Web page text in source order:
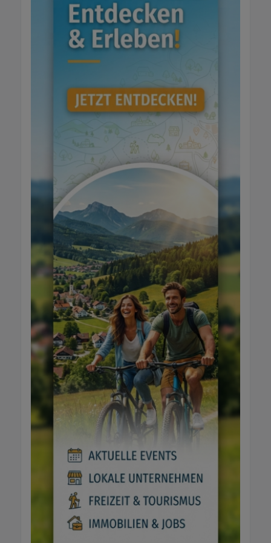
oder bequem bei Ihnen zu Hause Wir freuen
uns darauf, Sie kennenzulernen und Ihr
Projekt zu begleiten.